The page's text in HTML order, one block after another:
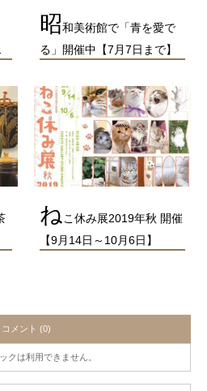
昭和美術館で「青を愛で
る」開催中【7月7日まで】
ねこ休み展2019年秋 開催
【9月14日～10月6日】
コメント (0)
クは利用できません。